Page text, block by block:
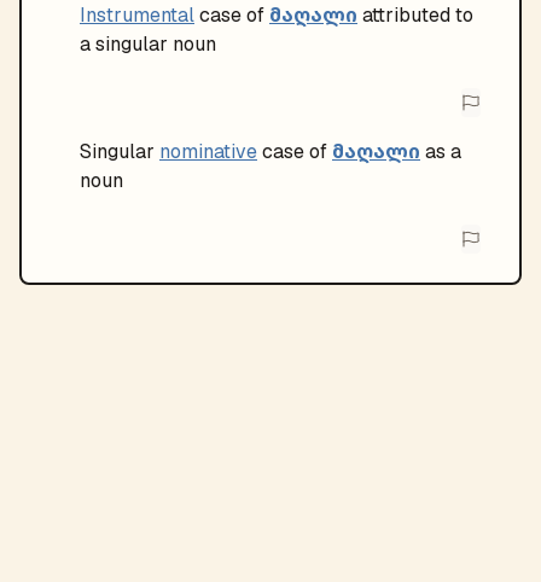
Instrumentalcase of მაღალი attributed to
a singular noun
Singular nominativecase of მაღალი as a
noun